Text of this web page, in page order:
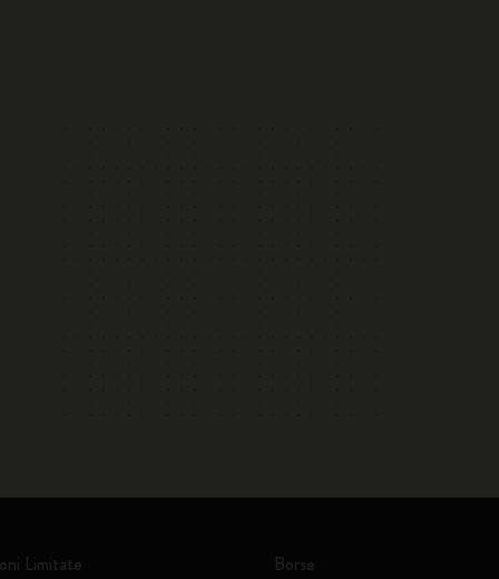
Limitate Borse